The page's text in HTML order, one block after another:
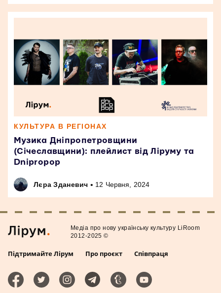
КУЛЬТУРА В РЕГІОНАХ
Музика Дніпропетровщини
(Січеславщини): плейлист від Ліруму та
Dnipropop
Лєра Зданевич • 12 Червня, 2024
Підтримайте Лірум Про проєкт Співпраця
Медiа про нову українську культуру LiRoom
2012-2025 ©